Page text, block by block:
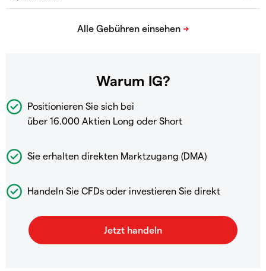
Warum IG?
Positionieren Sie sich bei
über 16.000 Aktien Long oder Short
Sie erhalten direkten Marktzugang (DMA)
Handeln Sie CFDs oder investieren Sie direkt